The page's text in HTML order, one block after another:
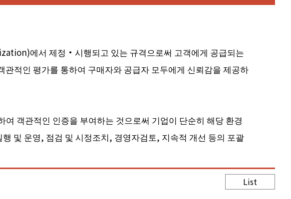
에서 제정·시행되고 있는 규격으로써 고객에게 공급되는
적인 평가를 통하여 구매자와 공급자 모두에게 신뢰감을 제공하
객관적인 인증을 부여하는 것으로써 기업이 단순히 해당 환경
및 운영, 점검 및 시정조치, 경영자검토, 지속적 개선 등의 포괄
List